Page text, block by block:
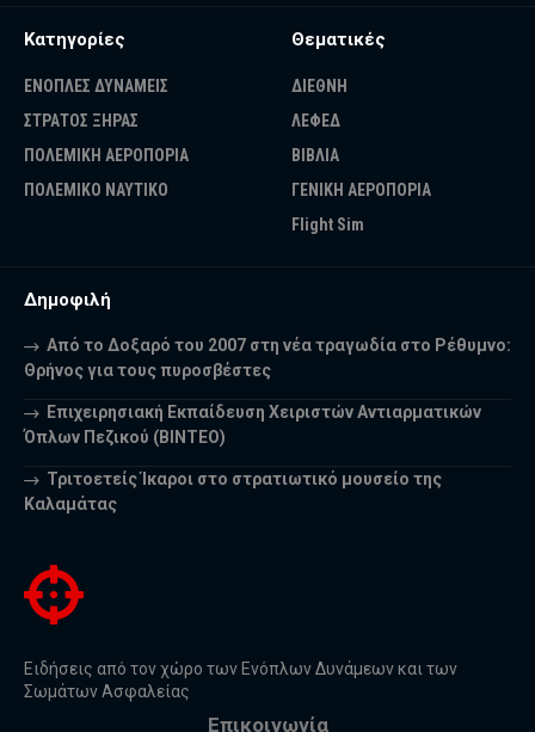
Κατηγορίες
ΕΝΟΠΛΕΣ ΔΥΝΑΜΕΙΣ
ΣΤΡΑΤΟΣ ΞΗΡΑΣ
ΠΟΛΕΜΙΚΗ ΑΕΡΟΠΟΡΙΑ
ΠΟΛΕΜΙΚΟ ΝΑΥΤΙΚΟ
Θεματικές
ΔΙΕΘΝΗ
ΛΕΦΕΔ
ΒΙΒΛΙΑ
ΓΕΝΙΚΗ ΑΕΡΟΠΟΡΙΑ
Flight Sim
Δημοφιλή
Από το Δοξαρό του 2007 στη νέα τραγωδία στο Ρέθυμνο:
Θρήνος για τους πυροσβέστες
Επιχειρησιακή Εκπαίδευση Χειριστών Αντιαρματικών
Όπλων Πεζικού (ΒΙΝΤΕΟ)
Τριτοετείς Ίκαροι στο στρατιωτικό μουσείο της
Καλαμάτας
Ειδήσεις από τον χώρο των Ενόπλων Δυνάμεων και των
Σωμάτων Ασφαλείας
Επικοινωνία